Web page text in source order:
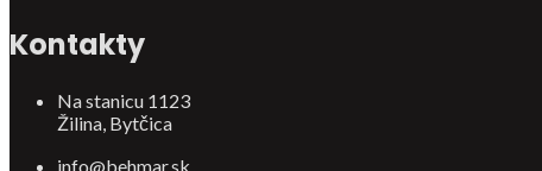
Kontakty
Na stanicu 1123
Žilina, Bytčica
info@behmar.sk